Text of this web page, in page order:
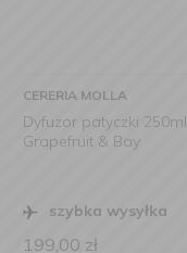
CERERIA MOLLA
Dyfuzor patyczki 250ml
Grapefruit & Bay
szybka wysyłka
199,00 zł